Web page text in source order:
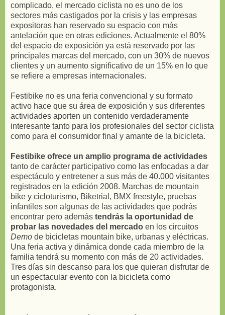
complicado, el mercado ciclista no es uno de los
sectores más castigados por la crisis y las empresas
expositoras han reservado su espacio con más
antelación que en otras ediciones. Actualmente el 80%
del espacio de exposición ya está reservado por las
principales marcas del mercado, con un 30% de nuevos
clientes y un aumento significativo de un 15% en lo que
se refiere a empresas internacionales.
Festibike no es una feria convencional y su formato
activo hace que su área de exposición y sus diferentes
actividades aporten un contenido verdaderamente
interesante tanto para los profesionales del sector ciclista
como para el consumidor final y amante de la bicicleta.
Festibike ofrece un amplio programa de actividades
tanto de carácter participativo como las enfocadas a dar
espectáculo y entretener a sus más de 40.000 visitantes
registrados en la edición 2008. Marchas de mountain
bike y cicloturismo, Biketrial, BMX freestyle, pruebas
infantiles son algunas de las actividades que podrás
encontrar pero además tendrás la oportunidad de
probar las novedades del mercado en los circuitos
Demo de bicicletas mountain bike, urbanas y eléctricas.
Una feria activa y dinámica donde cada miembro de la
familia tendrá su momento con más de 20 actividades.
Tres días sin descanso para los que quieran disfrutar de
un espectacular evento con la bicicleta como
protagonista.